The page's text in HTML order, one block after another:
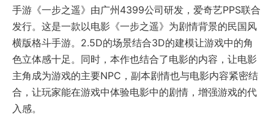
手游《一步之遥》由广州4399公司研发，爱奇艺PPS联合
发行。这是一款以电影《一步之遥》为剧情背景的民国风
横版格斗手游。2.5D的场景结合3D的建模让游戏中的角
色立体感十足。同时，本作也结合了电影的内容，让电影
主角成为游戏的主要NPC，副本剧情也与电影内容紧密结
合，让玩家能在游戏中体验电影中的剧情，增强游戏的代
入感。